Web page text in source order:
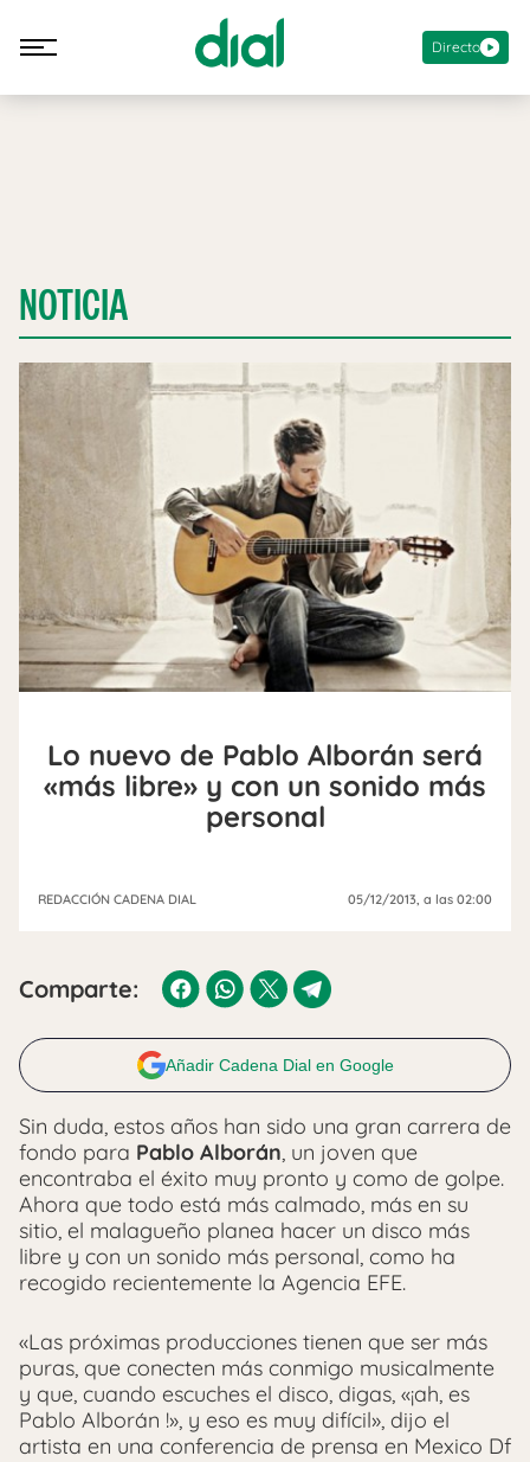
Directo
NOTICIA
Lo nuevo de Pablo Alborán será
«más libre» y con un sonido más
personal
REDACCIÓN CADENA DIAL 05/12/2013 , a las 02:00
Comparte:
Añadir Cadena Dial en Google
Sin duda, estos años han sido una gran carrera de
fondo para Pablo Alborán, un joven que
encontraba el éxito muy pronto y como de golpe.
Ahora que todo está más calmado, más en su
sitio, el malagueño planea hacer un disco más
libre y con un sonido más personal, como ha
recogido recientemente la Agencia EFE.
«Las próximas producciones tienen que ser más
puras, que conecten más conmigo musicalmente
y que, cuando escuches el disco, digas, «¡ah, es
Pablo Alborán !», y eso es muy difícil», dijo el
artista en una conferencia de prensa en Mexico Df